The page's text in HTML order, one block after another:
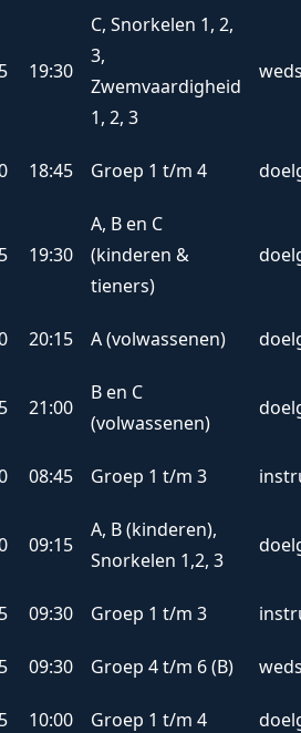
19:30
C, Snorkelen 1, 2,
3,
Zwemvaardigheid
1, 2, 3
18:45 Groep 1 t/m 4
19:30
A, B en C
(kinderen &
tieners)
20:15 A (volwassenen)
21:00
B en C
(volwassenen)
08:45 Groep 1 t/m 3
09:15
A, B (kinderen),
Snorkelen 1,2, 3
09:30 Groep 1 t/m 3
09:30 Groep 4 t/m 6 (B)
10:00 Groep 1 t/m 4